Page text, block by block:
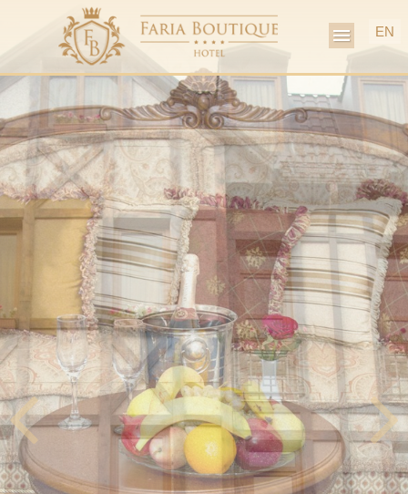
EN
MENU